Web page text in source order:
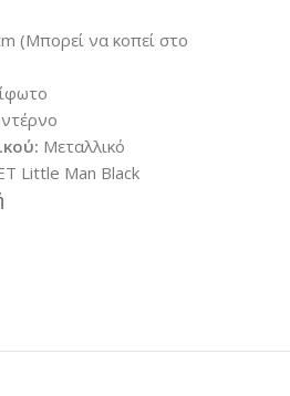
(Μπορεί να κοπεί στο
Μεταλλικό
Little Man Black